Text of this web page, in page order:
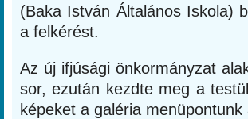
(Baka István Általános Iskola)
a felkérést.
Az új ifjúsági önkormányzat
sor, ezután kezdte meg a
képeket a galéria